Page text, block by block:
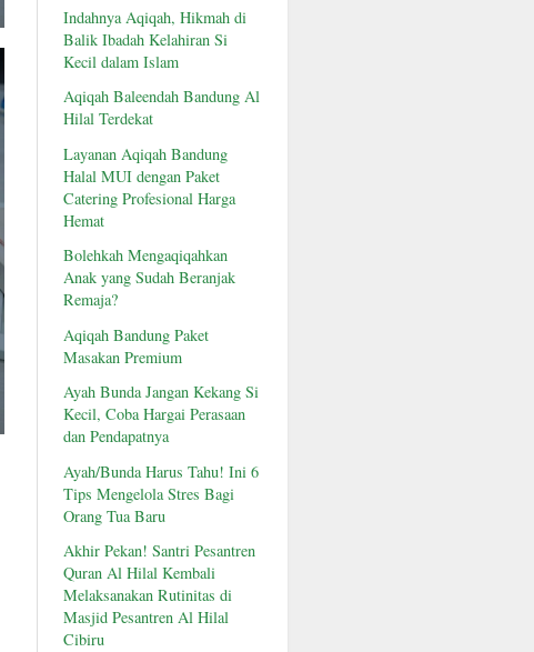
Indahnya Aqiqah, Hikmah di
Balik Ibadah Kelahiran Si
Kecil dalam Islam
Aqiqah Baleendah Bandung Al
Hilal Terdekat
Layanan Aqiqah Bandung
Halal MUI dengan Paket
Catering Profesional Harga
Hemat
Bolehkah Mengaqiqahkan
Anak yang Sudah Beranjak
Remaja?
Aqiqah Bandung Paket
Masakan Premium
Ayah Bunda Jangan Kekang Si
Kecil, Coba Hargai Perasaan
dan Pendapatnya
Ayah/Bunda Harus Tahu! Ini 6
Tips Mengelola Stres Bagi
Orang Tua Baru
Akhir Pekan! Santri Pesantren
Quran Al Hilal Kembali
Melaksanakan Rutinitas di
Masjid Pesantren Al Hilal
Cibiru